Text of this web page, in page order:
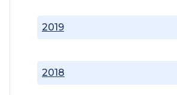
2018
2019